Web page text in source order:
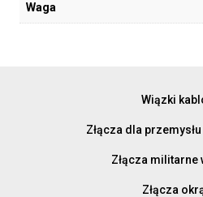
Waga
Wiązki
Złącza dla
Złącza militarne
Złącza